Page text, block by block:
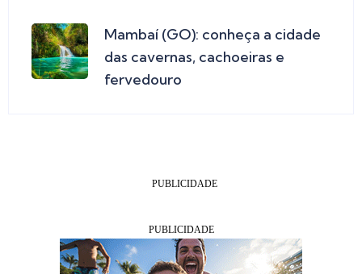
Mambaí (GO): conheça a cidade
das cavernas, cachoeiras e
fervedouro